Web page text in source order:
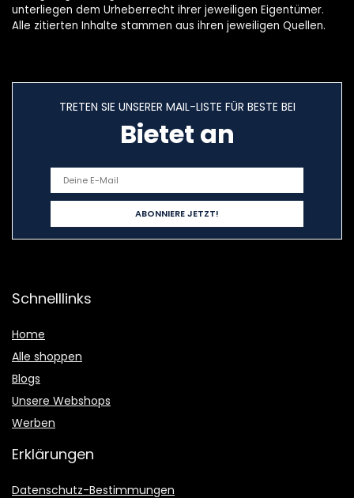
unterliegen dem Urheberrecht ihrer jeweiligen Eigentümer.
Alle zitierten Inhalte stammen aus ihren jeweiligen Quellen.
TRETEN SIE UNSERER MAIL-LISTE FÜR BESTE BEI
Bietet an
Schnelllinks
Home
Alle shoppen
Blogs
Unsere Webshops
Werben
Erklärungen
Datenschutz-Bestimmungen